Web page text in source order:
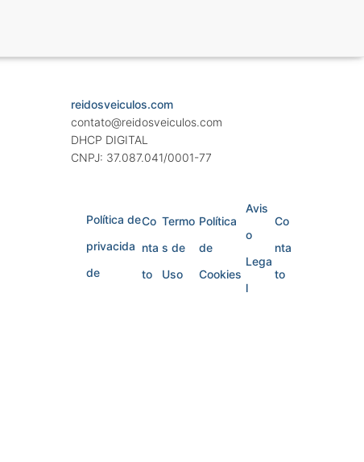
reidosveiculos.com
contato@reidosveiculos.com
DHCP DIGITAL
CNPJ: 37.087.041/0001-77
Política de
privacida
de
Co
nta
to
Termo
s de
Uso
Política
de
Cookies
Avis
o
Lega
l
Co
nta
to